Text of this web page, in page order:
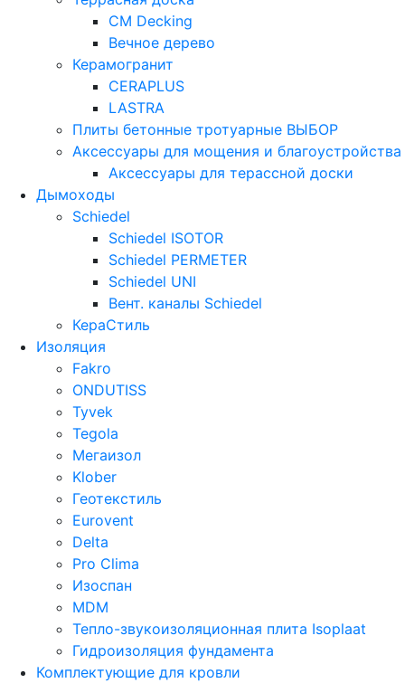
CM Decking
Вечное дерево
Керамогранит
CERAPLUS
LASTRA
Плиты бетонные тротуарные ВЫБОР
Аксессуары для мощения и благоустройства
Аксессуары для терассной доски
Дымоходы
Schiedel
Schiedel ISOTOR
Schiedel PERMETER
Schiedel UNI
Вент. каналы Schiedel
КераСтиль
Изоляция
Fakro
ONDUTISS
Tyvek
Tegola
Мегаизол
Klober
Геотекстиль
Eurovent
Delta
Pro Clima
Изоспан
MDM
Тепло-звукоизоляционная плита Isoplaat
Гидроизоляция фундамента
Комплектующие для кровли